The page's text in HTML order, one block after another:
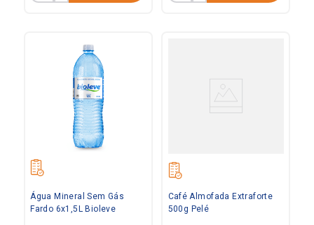
Água Mineral Sem Gás
Fardo 6x1,5L Bioleve
Café Almofada Extraforte
500g Pelé